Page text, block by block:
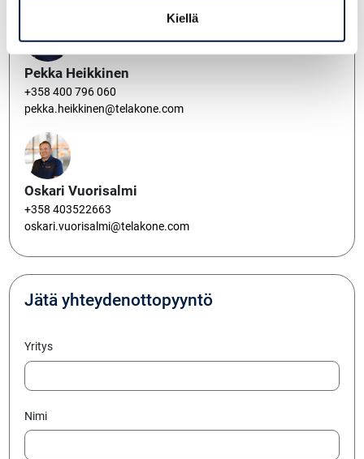
Kiellä
Pekka Heikkinen
+358 400 796 060
pekka.heikkinen@telakone.com
Oskari Vuorisalmi
+358 403522663
oskari.vuorisalmi@telakone.com
Jätä yhteydenottopyyntö
Yritys
Nimi